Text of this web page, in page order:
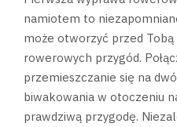
namiotem to
może otworzyć przed Tobą
rowerowych przygód.
przemieszczanie się na
biwakowania w otoczeniu
prawdziwą przygodę.